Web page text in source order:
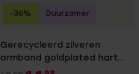
Gerecycleerd zilveren
armband goldplated hart
schakel
-36% Duurzamer